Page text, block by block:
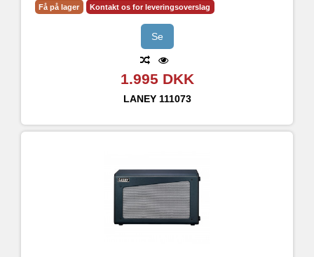
Få på lager Kontakt os for leveringsoverslag
Se
1.995 DKK
LANEY 111073